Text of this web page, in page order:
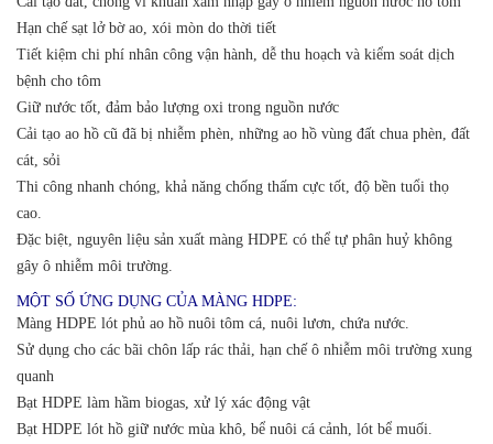
Hạn chế sạt lở bờ ao, xói mòn do thời tiết
Tiết kiệm chi phí nhân công vận hành, dễ thu hoạch và kiểm soát dịch
bệnh cho tôm
Giữ nước tốt, đảm bảo lượng oxi trong nguồn nước
Cải tạo ao hồ cũ đã bị nhiễm phèn, những ao hồ vùng đất chua phèn, đất
cát, sỏi
Thi công nhanh chóng, khả năng chống thấm cực tốt, độ bền tuổi thọ
cao.
Đặc biệt, nguyên liệu sản xuất màng HDPE có thể tự phân huỷ không
gây ô nhiễm môi trường.
MỘT SỐ ỨNG DỤNG CỦA MÀNG HDPE:
Màng HDPE lót phủ ao hồ nuôi tôm cá, nuôi lươn, chứa nước.
Sử dụng cho các bãi chôn lấp rác thải, hạn chế ô nhiễm môi trường xung
quanh
Bạt HDPE làm hầm biogas, xử lý xác động vật
Bạt HDPE lót hồ giữ nước mùa khô, bể nuôi cá cảnh, lót bể muối.